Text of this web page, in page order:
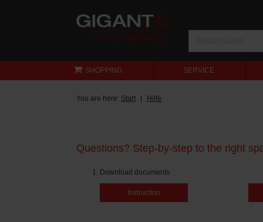
SHOPPING SERVICE
You are here: Start Hilfe
Questions? Step-by-step to the right
Download documents
Instruction